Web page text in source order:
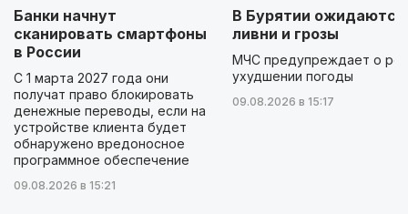
Банки начнут
сканировать смартфоны
в России
С 1 марта 2027 года они
получат право блокировать
денежные переводы, если на
устройстве клиента будет
обнаружено вредоносное
программное обеспечение
09.08.2026 в 15:21
В Бурятии ожидаются
ливни и грозы
МЧС предупреждает о
ухудшении погоды
09.08.2026 в 15:17